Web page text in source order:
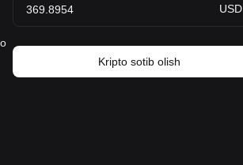
USD
Kripto sotib olish